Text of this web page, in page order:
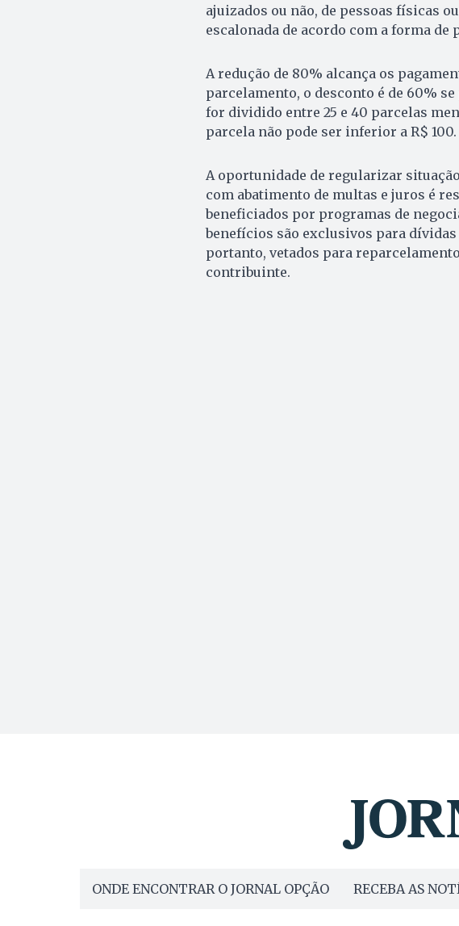
ajuizados ou não, de pessoas físicas
escalonada de acordo com a forma
A redução de 80% alcança os
parcelamento, o desconto é de 60%
for dividido entre 25 e 40 parcelas
parcela não pode ser inferior a R$ 100.
A oportunidade de regularizar
com abatimento de multas e juros é
beneficiados por programas de
benefícios são exclusivos para
portanto, vetados para
contribuinte.
ONDE ENCONTRAR O JORNAL OPÇÃO RECEBA AS